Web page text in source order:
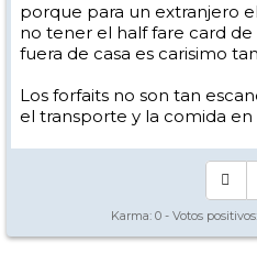
porque para un extranjero
no tener el half fare card
fuera de casa es carisimo
Los forfaits no son tan
el transporte y la comida en
Karma: 0 - Votos positivos: